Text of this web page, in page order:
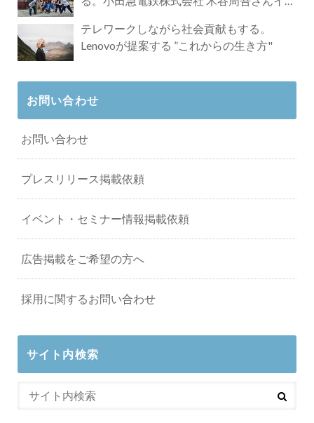
テレワークしながら社会貢献もする。
Lenovoが提案する ”これからの生き方"
お問い合わせ
お問い合わせ
プレスリリース掲載依頼
イベント・セミナー情報掲載依頼
広告掲載をご希望の方へ
採用に関するお問い合わせ
サイト内検索